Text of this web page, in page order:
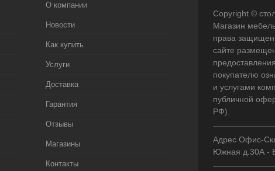
О компании
Новости
Как купить
Услуги
Доставка
Гарантия
Отзывы
Магазины
Контакты
Copyright ©
Магазин
права
сайте
покупателю
и услугами
публичной
РФ).
Адрес Офис-
Южная д.30А -